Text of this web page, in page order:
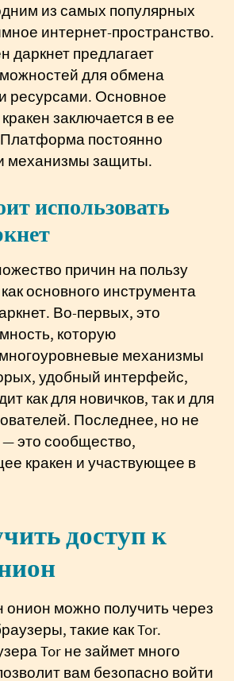
из самых популярных
интернет-пространство.
даркнет предлагает
для обмена
ресурсами. Основное
заключается в ее
постоянно
механизмы защиты.
использовать
причин на пользу
основного инструмента
Во-первых, это
которую
механизмы
удобный интерфейс,
как для новичков, так и для
Последнее, но не
это сообщество,
кракен и участвующее в
доступ к
онион можно получить через
такие как Tor.
Tor не займет много
вам безопасно войти